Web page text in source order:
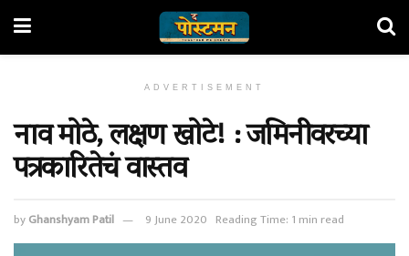
ADVERTISEMENT
नाव मोठे, लक्षण खोटे! : जमिनीवरच्या
पत्रकारितेचं वास्तव
byGhanshyam Patil 9 June 2020 Reading Time: 1 min read